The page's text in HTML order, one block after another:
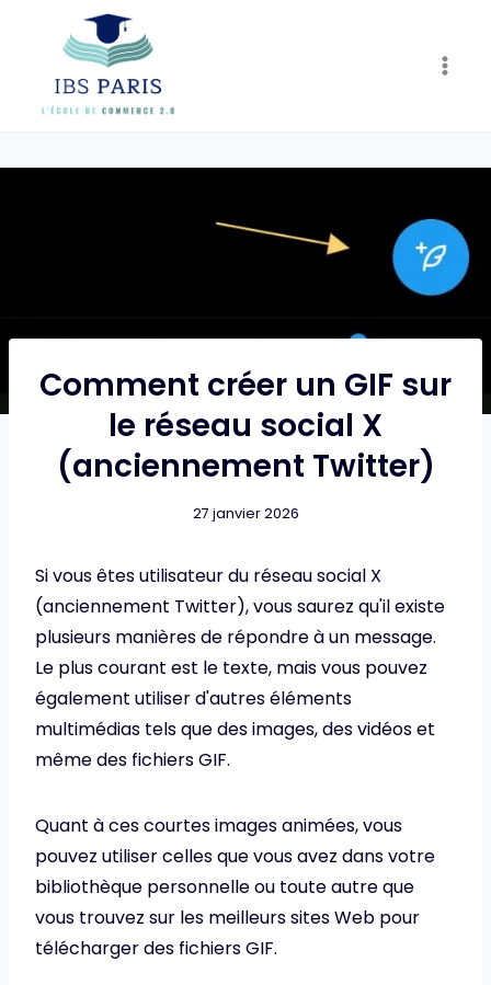
content
Comment créer un GIF sur
le réseau social X
(anciennement Twitter)
27 janvier 2026
Si vous êtes utilisateur du réseau social X
(anciennement Twitter), vous saurez qu'il existe
plusieurs manières de répondre à un message.
Le plus courant est le texte, mais vous pouvez
également utiliser d'autres éléments
multimédias tels que des images, des vidéos et
même des fichiers GIF.
Quant à ces courtes images animées, vous
pouvez utiliser celles que vous avez dans votre
bibliothèque personnelle ou toute autre que
vous trouvez sur les meilleurs sites Web pour
télécharger des fichiers GIF.